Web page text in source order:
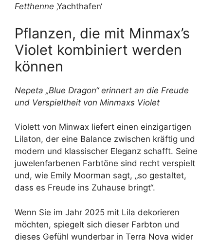
Fetthenne ‚Yachthafen‘
Pflanzen, die mit Minmax’s
Violet kombiniert werden
können
Nepeta „Blue Dragon“ erinnert an die Freude
und Verspieltheit von Minmaxs Violet
Violett von Minwax liefert einen einzigartigen
Lilaton, der eine Balance zwischen kräftig und
modern und klassischer Eleganz schafft. Seine
juwelenfarbenen Farbtöne sind recht verspielt
und, wie Emily Moorman sagt, „so gestaltet,
dass es Freude ins Zuhause bringt“.
Wenn Sie im Jahr 2025 mit Lila dekorieren
möchten, spiegelt sich dieser Farbton und
dieses Gefühl wunderbar in Terra Nova wider